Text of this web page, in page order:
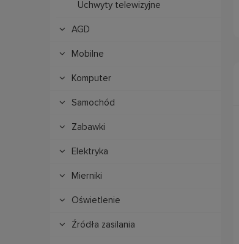
Uchwyty telewizyjne
AGD
Mobilne
Komputer
Samochód
Zabawki
Elektryka
Mierniki
Oświetlenie
Źródła zasilania